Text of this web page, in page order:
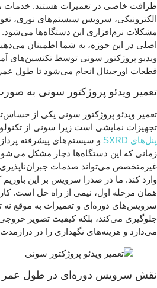
ظرافت خاصی در تعمیرات هستند. خدمات
الکترونیکی، سرویس سیستم‌های نوری،
مشکلات نرم‌افزاری این دستگاه‌ها
اصلی در این حوزه، به شما اطمینان
ویدیو پروژکتور سونی توسط تکنسین‌های
قطعات اورجینال انجام می‌شود تا طول
تعمیر ویدئو پروژکتور سونی به
تعمیر ویدئو پروژکتور سونی یکی از
تجهیزات نمایشی است زیرا سونی از
پنل‌های SXRD
و سیستم‌های پیشرفته
زمانی که این دستگاه‌ها دچار مشکل
غیرمتخصص می‌تواند صدمات جبران‌ناپذیری
وارد کند. ما در صدرا سرویس بر این
همان مرحله اول، نیمی از راه حل است.
سرویس‌های دوره‌ای و تعمیرات به موقع نه
جلوگیری می‌کند، بلکه کیفیت تصویر خروجی
می‌دارد و هزینه‌های نگهداری را در
نقش سرویس دوره‌ای در طول عمر